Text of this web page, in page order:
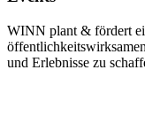
WINN plant & fördert
und Erlebnisse zu